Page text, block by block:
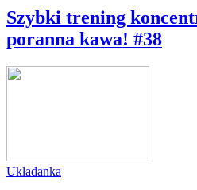
Szybki trening
poranna kawa! #38
Układanka